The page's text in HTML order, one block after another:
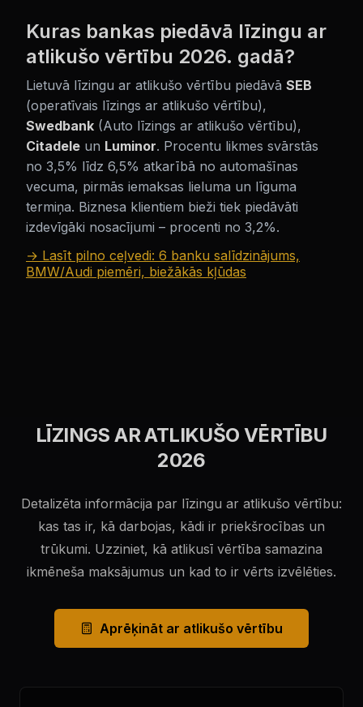
Kuras bankas piedāvā līzingu ar
atlikušo vērtību 2026. gadā?
Lietuvā līzingu ar atlikušo vērtību piedāvā SEB
(operatīvais līzings ar atlikušo vērtību),
Swedbank (Auto līzings ar atlikušo vērtību),
Citadele un Luminor. Procentu likmes svārstās
no 3,5% līdz 6,5% atkarībā no automašīnas
vecuma, pirmās iemaksas lieluma un līguma
termiņa. Biznesa klientiem bieži tiek piedāvāti
izdevīgāki nosacījumi – procenti no 3,2%.
→ Lasīt pilno ceļvedi: 6 banku salīdzinājums,
BMW/Audi piemēri, biežākās kļūdas
LĪZINGS AR ATLIKUŠO VĒRTĪBU
2026
Detalizēta informācija par līzingu ar atlikušo vērtību:
kas tas ir, kā darbojas, kādi ir priekšrocības un
trūkumi. Uzziniet, kā atlikusī vērtība samazina
ikmēneša maksājumus un kad to ir vērts izvēlēties.
Aprēķināt ar atlikušo vērtību